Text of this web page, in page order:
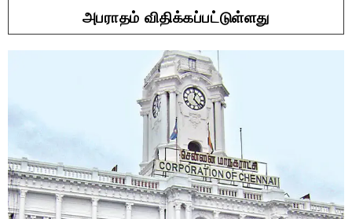
அபராதம் விதிக்கப்பட்டுள்ளது